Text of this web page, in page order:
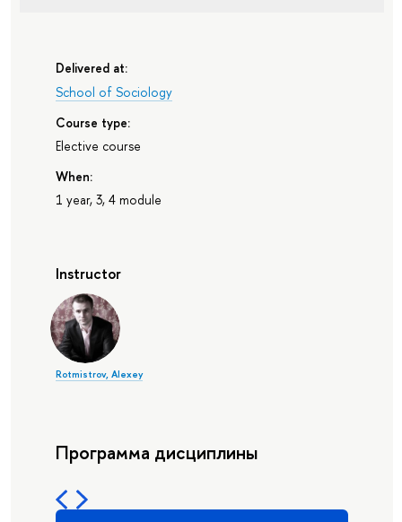
Delivered at:
School of Sociology
Course type:
Elective course
When:
1 year, 3, 4 module
Instructor
Rotmistrov, Alexey
Программа дисциплины